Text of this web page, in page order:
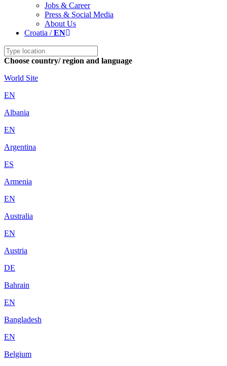
Jobs & Career
Press & Social Media
About Us
Croatia /EN
Choose country/ region and language
World Site
EN
Albania
EN
Argentina
ES
Armenia
EN
Australia
EN
Austria
DE
Bahrain
EN
Bangladesh
EN
Belgium